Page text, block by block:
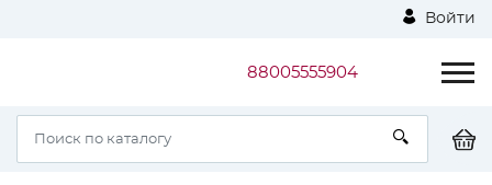
Войти
88005555904